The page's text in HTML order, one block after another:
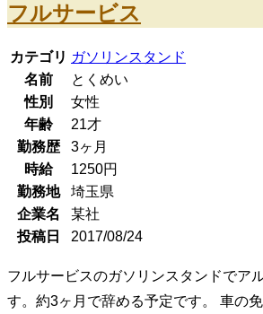
フルサービス
カテゴリ ガソリンスタンド
名前
とくめい
性別
女性
年齢
21才
勤務歴
3ヶ月
時給
1250円
勤務地
埼玉県
企業名
某社
投稿日
2017/08/24
フルサービスのガソリンスタンドでア
す。約3ヶ月で辞める予定です。 車の